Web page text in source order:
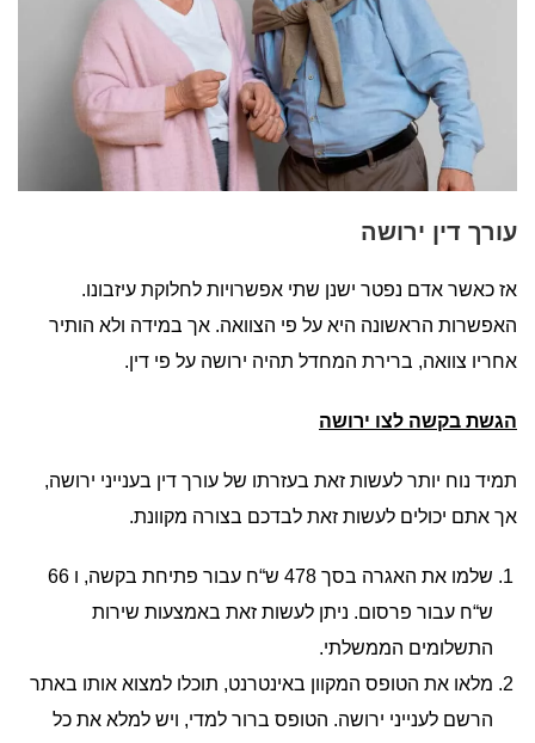
עורך דין ירושה
אז כאשר אדם נפטר ישנן שתי אפשרויות לחלוקת עיזבונו.
האפשרות הראשונה היא על פי הצוואה. אך במידה ולא הותיר
אחריו צוואה, ברירת המחדל תהיה ירושה על פי דין.
הגשת בקשה לצו ירושה
תמיד נוח יותר לעשות זאת בעזרתו של עורך דין בענייני ירושה,
אך אתם יכולים לעשות זאת לבדכם בצורה מקוונת.
שלמו את האגרה בסך 478 ש“ח עבור פתיחת בקשה, ו 66
ש“ח עבור פרסום. ניתן לעשות זאת באמצעות שירות
התשלומים הממשלתי.
מלאו את הטופס המקוון באינטרנט, תוכלו למצוא אותו באתר
הרשם לענייני ירושה. הטופס ברור למדי, ויש למלא את כל